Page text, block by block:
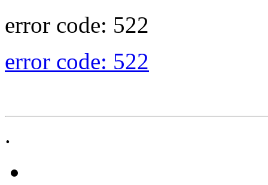
error code: 522
error code: 522
.